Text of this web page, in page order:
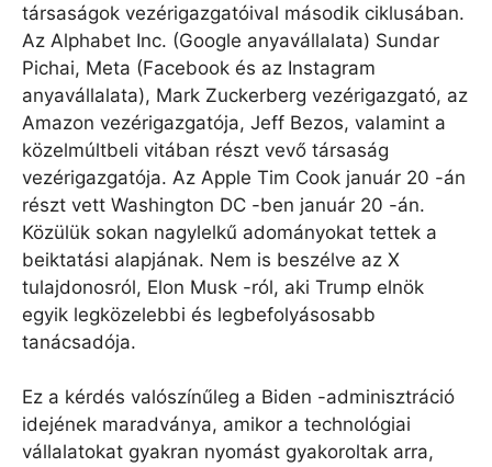
társaságok vezérigazgatóival második ciklusában.
Az Alphabet Inc. (Google anyavállalata) Sundar
Pichai, Meta (Facebook és az Instagram
anyavállalata), Mark Zuckerberg vezérigazgató, az
Amazon vezérigazgatója, Jeff Bezos, valamint a
közelmúltbeli vitában részt vevő társaság
vezérigazgatója. Az Apple Tim Cook január 20 -án
részt vett Washington DC -ben január 20 -án.
Közülük sokan nagylelkű adományokat tettek a
beiktatási alapjának. Nem is beszélve az X
tulajdonosról, Elon Musk -ról, aki Trump elnök
egyik legközelebbi és legbefolyásosabb
tanácsadója.
Ez a kérdés valószínűleg a Biden -adminisztráció
idejének maradványa, amikor a technológiai
vállalatokat gyakran nyomást gyakoroltak arra,